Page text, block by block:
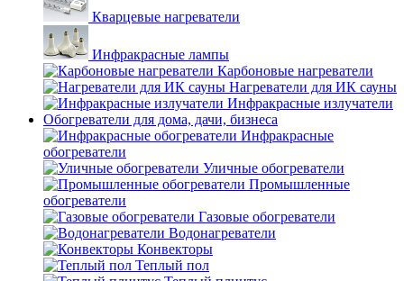
Кварцевые нагреватели
Инфракрасные лампы
Карбоновые нагреватели
Нагреватели для ИК сауны
Инфракрасные излучатели
Обогреватели для дома, дачи, бизнеса
Инфракрасные
обогреватели
Уличные обогреватели
Промышленные
обогреватели
Газовые обогреватели
Водонагреватели
Конвекторы
Теплый пол